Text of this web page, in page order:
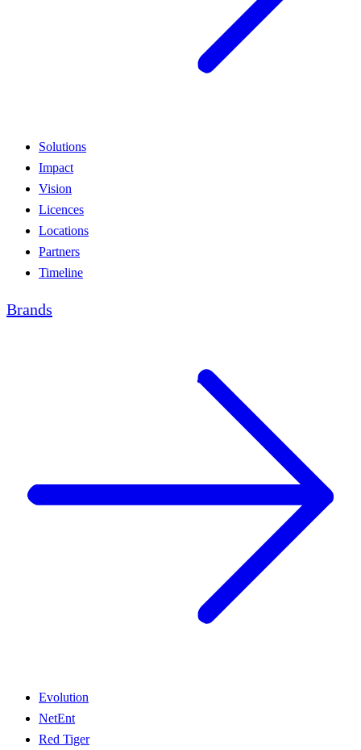
Solutions
Impact
Vision
Licences
Locations
Partners
Timeline
Brands
Evolution
NetEnt
Red Tiger